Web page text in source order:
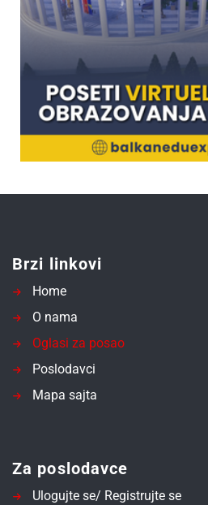
Brzi linkovi
Home
O nama
Oglasi za posao
Poslodavci
Mapa sajta
Za poslodavce
Ulogujte se/ Registrujte se